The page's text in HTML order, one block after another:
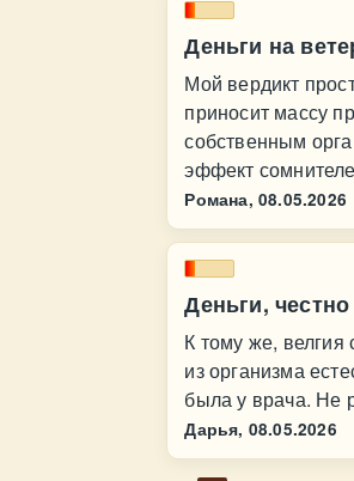
Деньги на
Мой вердикт
приносит массу
собственным
эффект
Романа, 08.05.2026
Деньги,
К тому же,
из организма
была у врача. Не
Дарья, 08.05.2026